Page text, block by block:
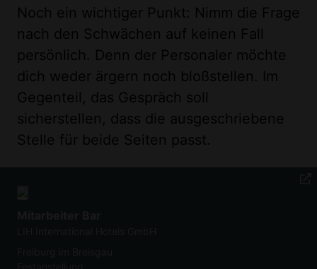
Noch ein wichtiger Punkt: Nimm die Frage
nach den Schwächen auf keinen Fall
persönlich. Denn der Personaler möchte
dich weder ärgern noch bloßstellen. Im
Gegenteil, das Gespräch soll
sicherstellen, dass die ausgeschriebene
Stelle für beide Seiten passt.